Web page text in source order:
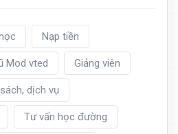
Nạp tiền
Mod vted Giảng viên
dịch vụ
Tư vấn học đường